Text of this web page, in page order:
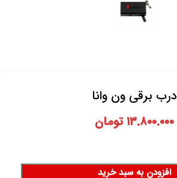
درب برقی ون وانا
۱۳.۸۰۰.۰۰۰ تومان
افزودن به سبد خرید